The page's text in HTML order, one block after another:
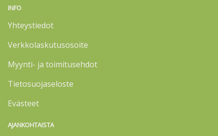
INFO
Yhteystiedot
Verkkolaskutusosoite
Myynti- ja toimitusehdot
Tietosuojaseloste
Evästeet
AJANKOHTAISTA